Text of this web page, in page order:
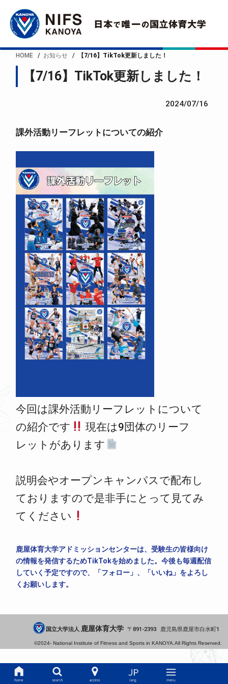
HOME お知らせ 【7/16】TikTok更新しました！
【7/16】TikTok更新しました！
2024/07/16
課外活動リーフレットについての紹介
今回は課外活動リーフレットについて
の紹介です
現在は9団体のリーフ
レットがあります
説明会やオープンキャンパスで配布し
ておりますので是非手にとって見てみ
てください
鹿屋体育大学アドミッションセンターは、受験生の皆様向け
の情報を発信するためTikTokを始めました。今後も毎週配信
していく予定ですので、「フォロー」、「いいね」をよろし
くお願いします。
国立大学法人 鹿屋体育大学 891-2393 鹿児島県鹿屋市白水町1
©2024- National Institute of Fitness and Sports in KANOYA. All Rights Reserved.